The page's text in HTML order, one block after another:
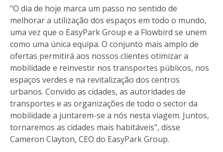
"O dia de hoje marca um passo no sentido de
melhorar a utilização dos espaços em todo o mundo,
uma vez que o EasyPark Group e a Flowbird se unem
como uma única equipa. O conjunto mais amplo de
ofertas permitirá aos nossos clientes otimizar a
mobilidade e reinvestir nos transportes públicos, nos
espaços verdes e na revitalização dos centros
urbanos. Convido as cidades, as autoridades de
transportes e as organizações de todo o sector da
mobilidade a juntarem-se a nós nesta viagem. Juntos,
tornaremos as cidades mais habitáveis", disse
Cameron Clayton, CEO do EasyPark Group.